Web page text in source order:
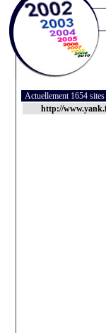
Actuellement 1654
http://